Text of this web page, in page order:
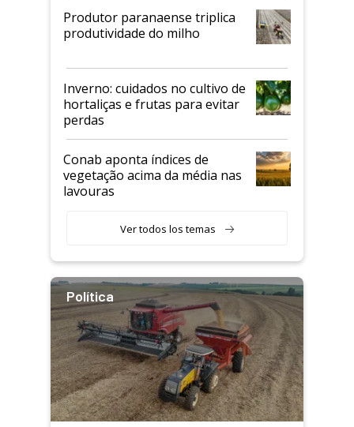
Produtor paranaense triplica
produtividade do milho
Inverno: cuidados no cultivo de
hortaliças e frutas para evitar
perdas
Conab aponta índices de
vegetação acima da média nas
lavouras
Ver todos los temas
Política